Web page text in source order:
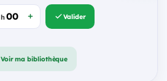
h Valider
Voir ma bibliothèque